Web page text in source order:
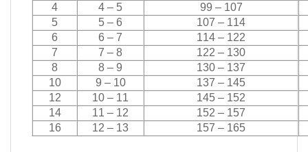
4
4 – 5
99 – 107
5
5 – 6
107 – 114
6
6 – 7
114 – 122
7
7 – 8
122 – 130
8
8 – 9
130 – 137
10
9 – 10
137 – 145
12
10 – 11
145 – 152
14
11 – 12
152 – 157
16
12 – 13 157 – 165